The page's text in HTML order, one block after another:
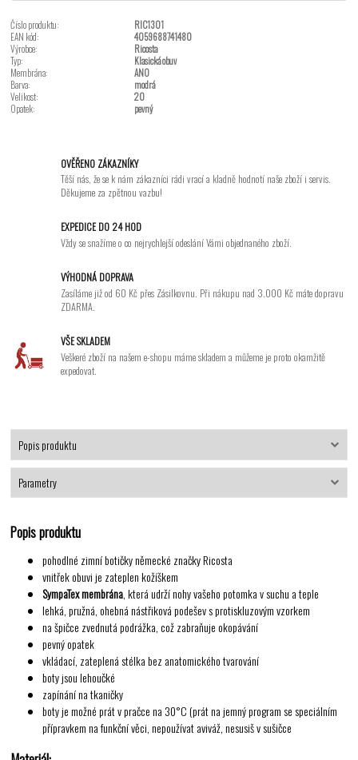
Číslo produktu:
RIC1301
EAN kód:
4059688741480
Výrobce:
Ricosta
Typ:
Klasická obuv
Membrána:
ANO
Barva:
modrá
Velikost:
20
Opatek:
pevný
OVĚŘENO ZÁKAZNÍKY
Těší nás, že se k nám zákazníci rádi vrací a kladně hodnotí naše zboží i servis.
Děkujeme za zpětnou vazbu!
EXPEDICE DO 24 HOD
Vždy se snažíme o co nejrychlejší odeslání Vámi objednaného zboží.
VÝHODNÁ DOPRAVA
Zasíláme již od 60 Kč přes Zásilkovnu. Při nákupu nad 3.000 Kč máte dopravu
ZDARMA.
VŠE SKLADEM
Veškeré zboží na našem e-shopu máme skladem a můžeme je proto okamžitě
expedovat.
Popis produktu
Parametry
Popis produktu
pohodlné zimní botičky německé značky Ricosta
vnitřek obuvi je zateplen kožíškem
SympaTex membrána, která udrží nohy vašeho potomka v suchu a teple
lehká, pružná, ohebná nástřiková podešev s protiskluzovým vzorkem
na špičce zvednutá podrážka, což zabraňuje okopávání
pevný opatek
vkládací, zateplená stélka bez anatomického tvarování
boty jsou lehoučké
zapínání na tkaničky
boty je možné prát v pračce na 30°C (prát na jemný program se speciálním
přípravkem na funkční věci, nepoužívat aviváž, nesusiš v sušičce